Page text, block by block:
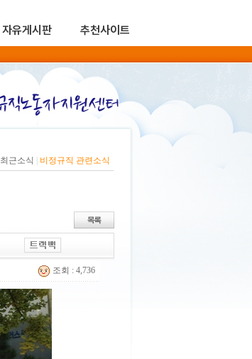
자유게시판 추천사이트
최근소식 비정규직 관련소식
조회 : 4,736